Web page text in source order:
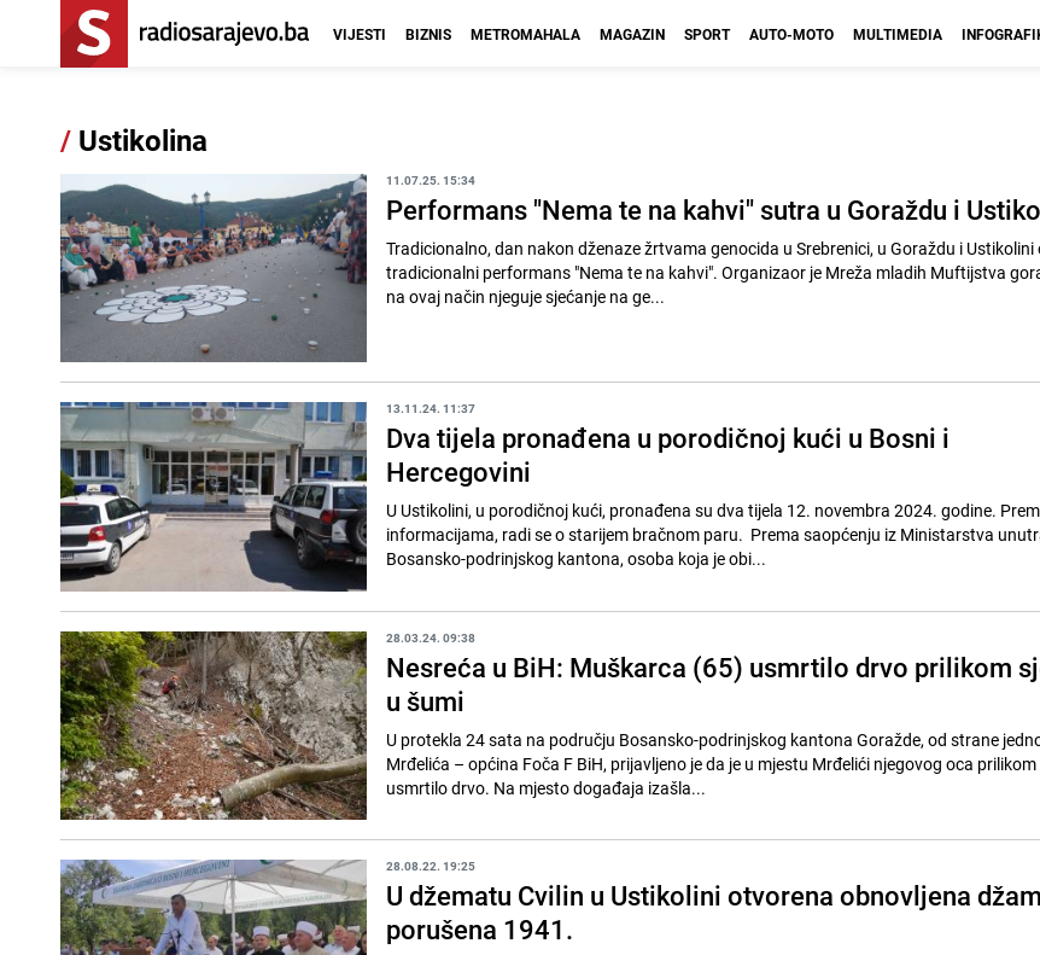
VIJESTI BIZNIS METROMAHALA MAGAZIN SPORT AUTO-MOTO MULTIMEDIA
/ Ustikolina
11.07.25. 15:34
Performans "Nema te na kahvi" sutra u Goraždu i
Tradicionalno, dan nakon dženaze žrtvama genocida u Srebrenici, u Goraždu i Ustikolini
tradicionalni performans "Nema te na kahvi". Organizaor je Mreža mladih Muftijstva
na ovaj način njeguje sjećanje na ge...
13.11.24. 11:37
Dva tijela pronađena u porodičnoj kući u Bosni i
Hercegovini
U Ustikolini, u porodičnoj kući, pronađena su dva tijela 12. novembra 2024. godine.
informacijama, radi se o starijem bračnom paru. Prema saopćenju iz Ministarstva
Bosansko-podrinjskog kantona, osoba koja je obi...
28.03.24. 09:38
Nesreća u BiH: Muškarca (65) usmrtilo drvo prilikom
u šumi
U protekla 24 sata na području Bosansko-podrinjskog kantona Goražde, od strane
Mrđelića – općina Foča F BiH, prijavljeno je da je u mjestu Mrđelići njegovog oca prilikom
usmrtilo drvo. Na mjesto događaja izašla...
28.08.22. 19:25
U džematu Cvilin u Ustikolini otvorena obnovljena
porušena 1941.